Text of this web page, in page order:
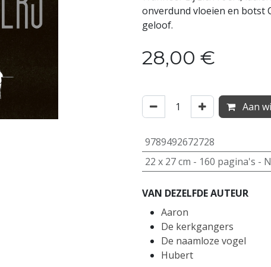
onverdund vloeien en botst
geloof.
28,00 €
Aan
9789492672728
22 x 27cm - 160 pagina's -
VAN DEZELFDE AUTEUR
Aaron
De kerkgangers
De naamloze vogel
Hubert